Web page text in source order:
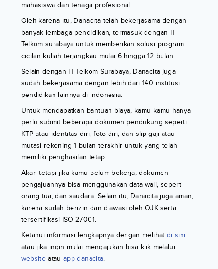
mahasiswa dan tenaga profesional.
Oleh karena itu, Danacita telah bekerjasama dengan
banyak lembaga pendidikan, termasuk dengan IT
Telkom surabaya untuk memberikan solusi program
cicilan kuliah terjangkau mulai 6 hingga 12 bulan.
Selain dengan IT Telkom Surabaya, Danacita juga
sudah bekerjasama dengan lebih dari 140 institusi
pendidikan lainnya di Indonesia.
Untuk mendapatkan bantuan biaya, kamu kamu hanya
perlu submit beberapa dokumen pendukung seperti
KTP atau identitas diri, foto diri, dan slip gaji atau
mutasi rekening 1 bulan terakhir untuk yang telah
memiliki penghasilan tetap.
Akan tetapi jika kamu belum bekerja, dokumen
pengajuannya bisa menggunakan data wali, seperti
orang tua, dan saudara. Selain itu, Danacita juga aman,
karena sudah berizin dan diawasi oleh OJK serta
tersertifikasi ISO 27001.
Ketahui informasi lengkapnya dengan melihat di sini
atau jika ingin mulai mengajukan bisa klik melalui
websiteatau app danacita.